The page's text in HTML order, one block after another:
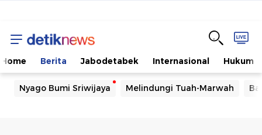
Home Berita Jabodetabek Internasional Hukum
Nyago Bumi Sriwijaya Melindungi Tuah-Marwah